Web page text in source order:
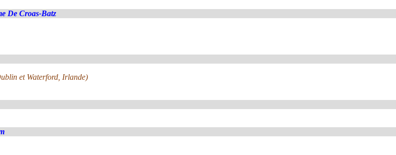
De Croas-Batz
et Waterford, Irlande)